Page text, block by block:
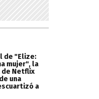
de "Elize:
mujer", la
de Netflix
una
a